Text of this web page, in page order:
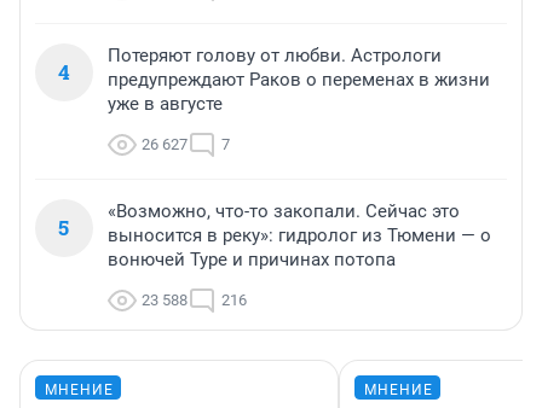
4
Потеряют голову от любви. Астрологи
предупреждают Раков о переменах в жизни
уже в августе
26 627 7
5
«Возможно, что-то закопали. Сейчас это
выносится в реку»: гидролог из Тюмени — о
вонючей Туре и причинах потопа
23 588 216
МНЕНИЕ МНЕНИЕ